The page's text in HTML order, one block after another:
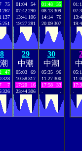
75
267
137
251
01:04
54
07:42290
13:41 106
19:27281
01:48
35
08:13309
14:14
76
20:09307
47
328
7
326
29
中潮
05:03
69
10:58317
17:20
16
23:44306
30
中潮
05:35
96
11:27300
17:58
33